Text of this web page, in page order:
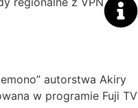
autorstwa Akiry
w programie Fuji TV